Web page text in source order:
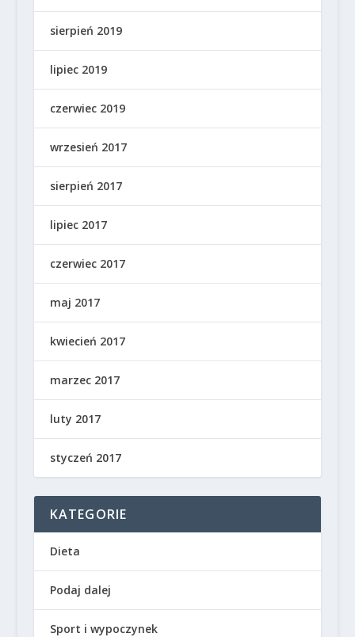
sierpień 2019
lipiec 2019
czerwiec 2019
wrzesień 2017
sierpień 2017
lipiec 2017
czerwiec 2017
maj 2017
kwiecień 2017
marzec 2017
luty 2017
styczeń 2017
KATEGORIE
Dieta
Podaj dalej
Sport i wypoczynek